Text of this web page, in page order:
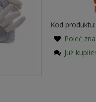
Kod produktu:
Poleć
Już